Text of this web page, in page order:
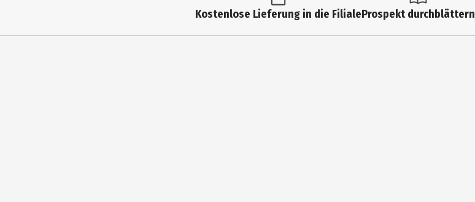
18 cm
Kostenlose Lieferung in die FilialeProspekt durchblättern